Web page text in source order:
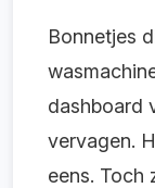
Bonnetjes
dashboard
vervagen.
eens. Toch